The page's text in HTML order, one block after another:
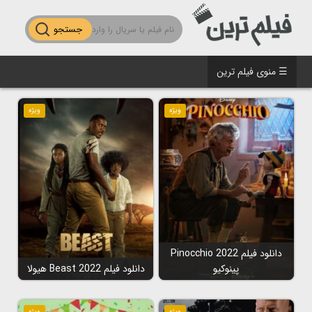
جستجو
☰ منوی فیلم ترین
ویژه
دانلود فیلم Pinocchio 2022
پینوکیو
ویژه
دانلود فیلم Beast 2022 هیولا